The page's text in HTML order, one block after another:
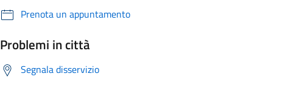
Prenota un appuntamento
Problemi in città
Segnala disservizio